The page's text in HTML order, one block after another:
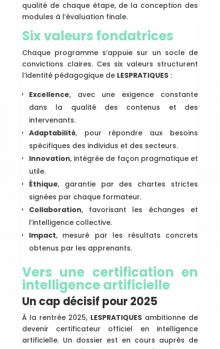
qualité de chaque étape, de la conception des
modules à l’évaluation finale.
Six valeurs fondatrices
Chaque programme s’appuie sur un socle de
convictions claires. Ces six valeurs structurent
l’identité pédagogique de LESPRATIQUES:
Excellence, avec une exigence constante
dans la qualité des contenus et des
intervenants.
Adaptabilité, pour répondre aux besoins
spécifiques des individus et des secteurs.
Innovation, intégrée de façon pragmatique et
utile.
Éthique, garantie par des chartes strictes
signées par chaque formateur.
Collaboration, favorisant les échanges et
l’intelligence collective.
Impact, mesuré par les résultats concrets
obtenus par les apprenants.
Vers une certification en
intelligence artificielle
Un cap décisif pour 2025
À la rentrée 2025, LESPRATIQUES ambitionne de
devenir certificateur officiel en intelligence
artificielle. Un dossier est en cours auprès de